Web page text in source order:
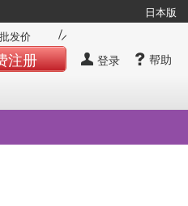
日本版
帮助
登录
发价
注册